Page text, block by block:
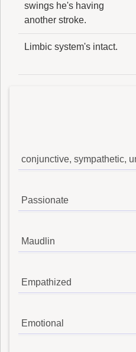
swings he's having
another stroke.
Limbic system's intact.
conjunctive, sympathetic,
Passionate
Maudlin
Empathized
Emotional